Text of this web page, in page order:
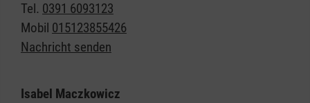
Tel. 0391 6093123
Mobil 015123855426
Nachricht senden
Isabel Maczkowicz